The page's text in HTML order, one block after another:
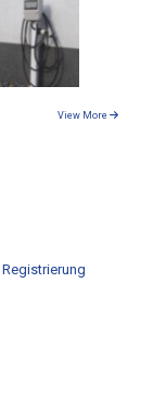
View More
Registrierung